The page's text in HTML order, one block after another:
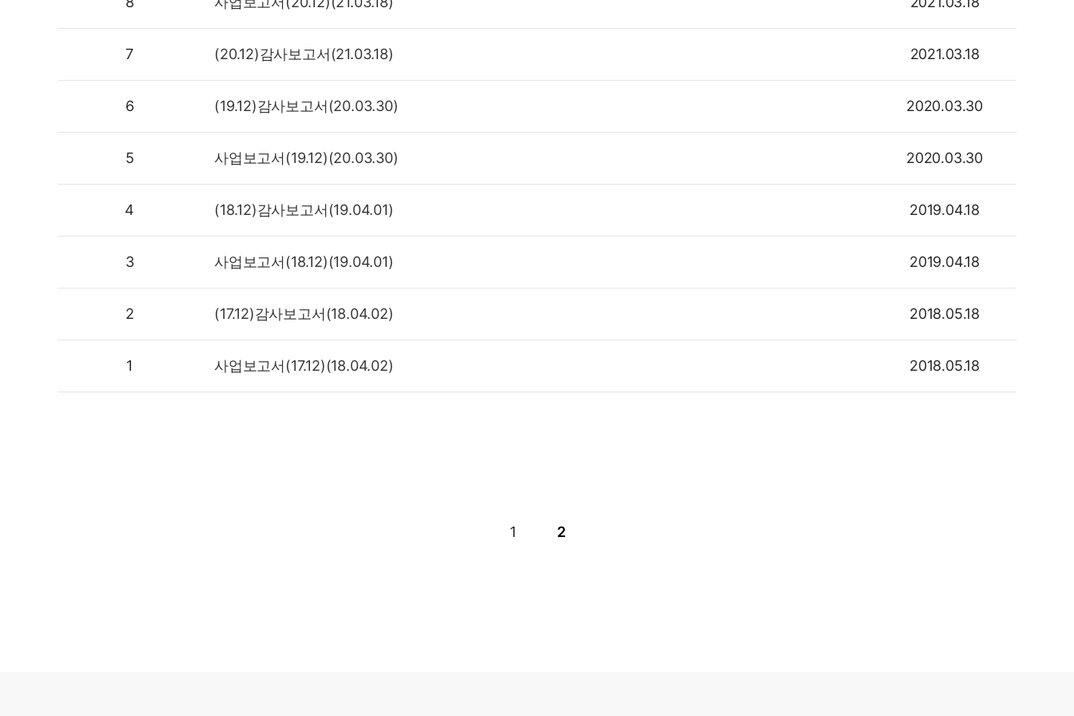
7 (20.12)감사보고서(21.03.18) 2021.03.18
6 (19.12)감사보고서(20.03.30) 2020.03.30
5 사업보고서(19.12)(20.03.30) 2020.03.30
4 (18.12)감사보고서(19.04.01) 2019.04.18
3 사업보고서(18.12)(19.04.01) 2019.04.18
2 (17.12)감사보고서(18.04.02) 2018.05.18
1 사업보고서(17.12)(18.04.02) 2018.05.18
1 2